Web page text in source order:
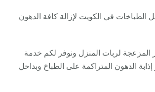
في الكويت لإزالة كافة الدهون
المزعجة لربات المنزل ونوفر لكم خدمة
الدهون المتراكمة على الطباخ وبداخل